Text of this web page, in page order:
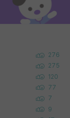
276
275
120
77
7
9